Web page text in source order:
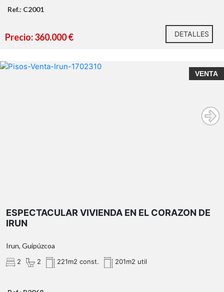
Ref.: C2001
Precio: 360.000 € DETALLES
VENTA
ESPECTACULAR VIVIENDA EN EL CORAZON DE
IRUN
Irun, Guipúzcoa
2 2 221m2 const. 201m2 util